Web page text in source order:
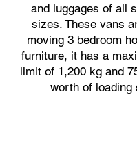
and luggages of all
sizes. These vans
moving 3 bedroom
furniture, it has a
limit of 1,200 kg and
worth of loading